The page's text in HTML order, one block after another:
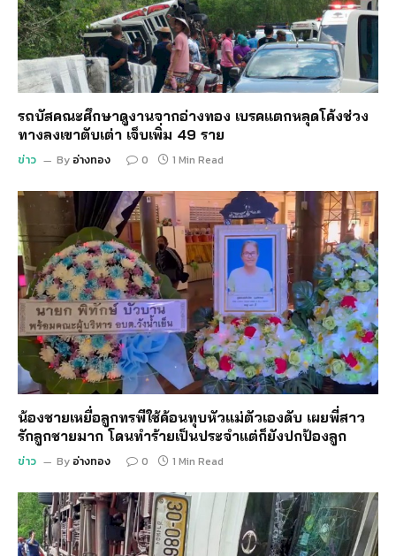
รถบัสคณะศึกษาดูงานจากอ่างทอง เบรคแตกหลุดโค้งช่วง
ทางลงเขาตับเต่า เจ็บเพิ่ม 49 ราย
ข่าว By อ่างทอง 0 1 Min Read
น้องชายเหยื่อลูกทรพีใช้ค้อนทุบหัวแม่ตัวเองดับ เผยพี่สาว
รักลูกชายมาก โดนทำร้ายเป็นประจำแต่ก็ยังปกป้องลูก
ข่าว By อ่างทอง 0 1 Min Read